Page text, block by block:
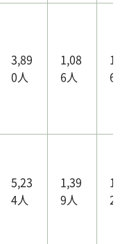
3,89
0人
1,08
6人
6
5,23
4人
1,39
9人
2